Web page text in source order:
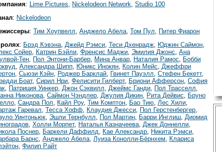
: Lime Pictures Nickelodeon Network Studio 100
: Nickelodeon
: Тим Хоупвелл Анджело Абела Том Пул
Питер Фиарон
: Брэд Кэвэна Джейд Рэмси Теси Дхенрадж Юджин Саймон
Сойер Катрин Бэйли Френсис Маджи Эмилия Джонс Ана
Тен Пол Энтони-Барбер Мина Анвар Наталия Рамос
Бобби
Александра Шипп Юникс Инокян Колин Мейс
Джеффри
Сьюзи Кэйн Роджер Барклай Гвинет Пауэлл Стефен Бекетт,
Боат, Сирил Нри Фелисити Гилберт, Бриони Афферсон София
Патриция Уинкер Джон Сэквилл Джеймс Ганди Пол Трасселл
Никонова Саймон Чэндлер Джулия Дикин Рита Дейвис
Бруно
Сандра Пол Кайл Роу, Тим Комптон Бао Тию Лес Хили
Гаревал
Тесса Хофф Клаудия Джесси Пол Герстенбергер
Уинтоньюк
Эшли Тернбулл Пол Мартин Барри Инглиш Диомид
Холли Морпет, Наталья Казначеева Джек Доннелли
Поснер Баркели Даффилд Кае Александр Никита Рэмси
Барнс Анджело Абела Луиза Конолли-Бёрнхем
Клариса
Филип Райт